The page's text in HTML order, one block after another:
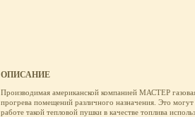
ОПИСАНИЕ
Производимая американской компанией МАСТЕР
прогрева помещений различного назначения. Это
работе такой тепловой пушки в качестве топлива